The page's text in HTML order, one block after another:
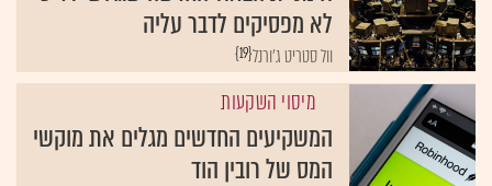
לא מפסיקים לדבר עליה
{19}וול סטריט ג'ורנל
מיסוי השקעות
המשקיעים החדשים מגלים את מוקשי
המס של רובין הוד